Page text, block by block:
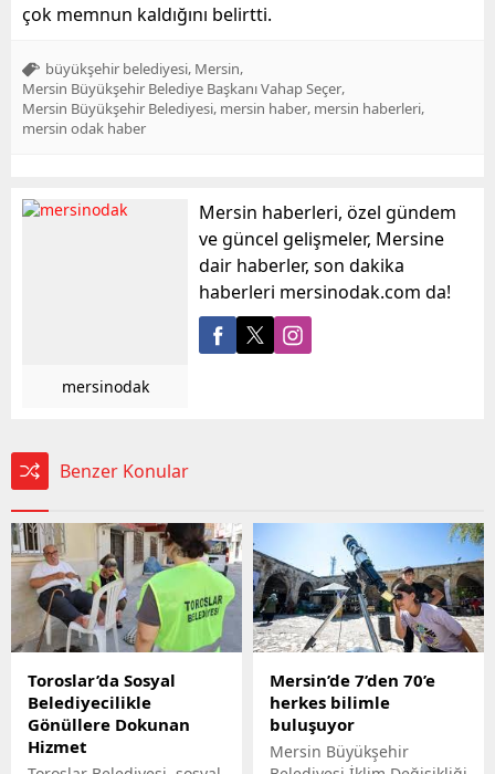
çok memnun kaldığını belirtti.
büyükşehir belediyesi Mersin
Mersin Büyükşehir Belediye Başkanı Vahap Seçer
Mersin Büyükşehir Belediyesi mersin haber mersin haberleri
mersin odak haber
mersinodak
Mersin haberleri, özel gündem
ve güncel gelişmeler, Mersine
dair haberler, son dakika
haberleri mersinodak.com da!
Benzer Konular
Toroslar’da Sosyal
Belediyecilikle
Gönüllere Dokunan
Hizmet
Mersin’de 7’den 70’e
herkes bilimle
buluşuyor
Mersin Büyükşehir